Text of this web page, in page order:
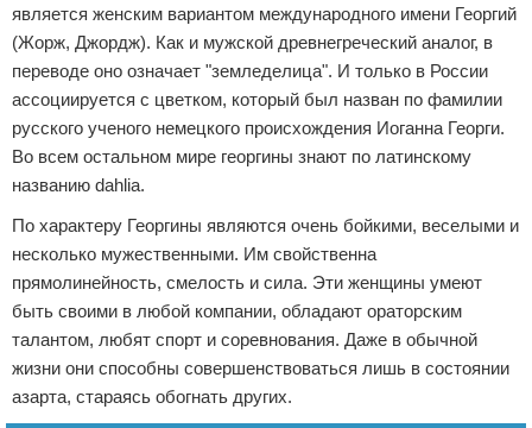
является женским вариантом международного имени Георгий
(Жорж, Джордж). Как и мужской древнегреческий аналог, в
переводе оно означает "земледелица". И только в России
ассоциируется с цветком, который был назван по фамилии
русского ученого немецкого происхождения Иоганна Георги.
Во всем остальном мире георгины знают по латинскому
названию dahlia.
По характеру Георгины являются очень бойкими, веселыми и
несколько мужественными. Им свойственна
прямолинейность, смелость и сила. Эти женщины умеют
быть своими в любой компании, обладают ораторским
талантом, любят спорт и соревнования. Даже в обычной
жизни они способны совершенствоваться лишь в состоянии
азарта, стараясь обогнать других.